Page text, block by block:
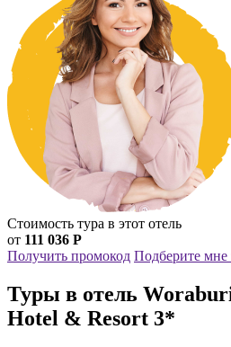
Стоимость тура в этот отель
от 111 036 Р
Получить промокод Подберите мне
Туры в отель
Hotel & Resort 3*